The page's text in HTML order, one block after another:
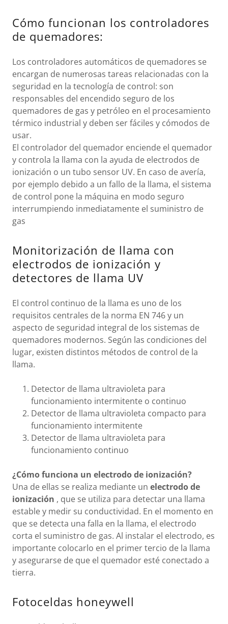
Cómo funcionan los controladores
de quemadores:
Los controladores automáticos de quemadores se
encargan de numerosas tareas relacionadas con la
seguridad en la tecnología de control: son
responsables del encendido seguro de los
quemadores de gas y petróleo en el procesamiento
térmico industrial y deben ser fáciles y cómodos de
usar.
El controlador del quemador enciende el quemador
y controla la llama con la ayuda de electrodos de
ionización o un tubo sensor UV. En caso de avería,
por ejemplo debido a un fallo de la llama, el sistema
de control pone la máquina en modo seguro
interrumpiendo inmediatamente el suministro de
gas
Monitorización de llama con
electrodos de ionización y
detectores de llama UV
El control continuo de la llama es uno de los
requisitos centrales de la norma EN 746 y un
aspecto de seguridad integral de los sistemas de
quemadores modernos. Según las condiciones del
lugar, existen distintos métodos de control de la
llama.
Detector de llama ultravioleta para
funcionamiento intermitente o continuo
Detector de llama ultravioleta compacto para
funcionamiento intermitente
Detector de llama ultravioleta para
funcionamiento continuo
¿Cómo funciona un electrodo de ionización?
Una de ellas se realiza mediante un electrodo de
ionización , que se utiliza para detectar una llama
estable y medir su conductividad. En el momento en
que se detecta una falla en la llama, el electrodo
corta el suministro de gas. Al instalar el electrodo, es
importante colocarlo en el primer tercio de la llama
y asegurarse de que el quemador esté conectado a
tierra.
Fotoceldas honeywell